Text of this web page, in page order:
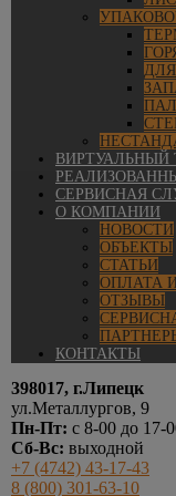
ВИРТУАЛЬНЫЙ
СЕРВИСНАЯ
О КОМПАНИИ
НОВОСТИ
ОБЪЕКТЫ
СТАТЬИ
ОПЛАТА
ОТЗЫВЫ
КОНТАКТЫ
398017, г.Липецк
ул.Металлургов, 9
Пн-Пт: с 8-00 до 17-
Сб-Вс: выходной
+7 (4742) 43-17-43
8 (800) 301-63-10